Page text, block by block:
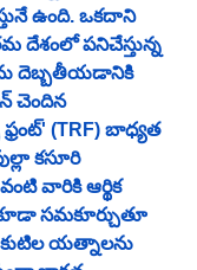
ఉంది. ఒకదాని
దేశంలో పనిచేస్తున్న
దెబ్బతీయడానికి
చెందిన
(TRF) బాధ్యత
వారికి ఆర్థిక
సమకూర్చుతూ
యత్నాలను